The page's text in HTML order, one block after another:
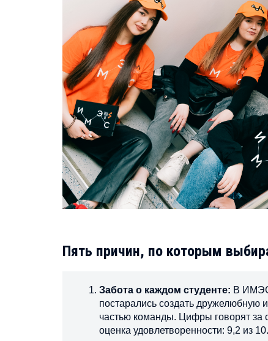
Пять причин, по которым
Забота о каждом студенте: В ИМЭС
постарались создать дружелюбную
частью команды. Цифры говорят за
оценка удовлетворенности: 9,2 из 10.